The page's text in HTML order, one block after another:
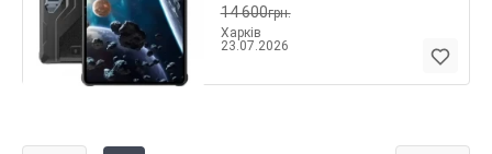
14 600грн.
Харків
23.07.2026